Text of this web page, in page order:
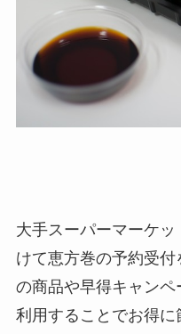
大手スーパーマーケ
けて恵方巻の予約受
の商品や早得キャンペ
利用することでお得に